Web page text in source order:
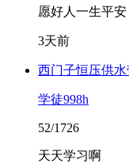
愿好人一生平安
3天前
西门子恒压供
学徒998h
52/1726
天天学习啊